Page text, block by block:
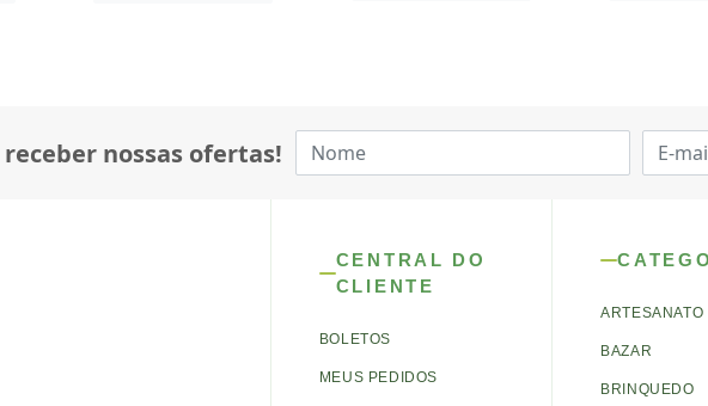
nossas ofertas!
CENTRAL DO
CLIENTE
BOLETOS
MEUS PEDIDOS
ARTESANATO
BAZAR
BRINQUEDO